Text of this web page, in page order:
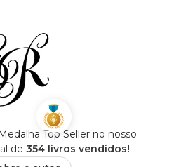
Top Seller no nosso
de 354 livros vendidos!